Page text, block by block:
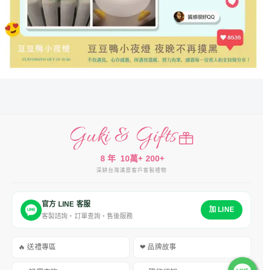
Guki & Gifts
8 年
深耕台灣
10萬+
滿意客戶
200+
客製禮物
官方 LINE 客服
客製諮詢・訂單查詢・售後服務
加 LINE
🔥 送禮專區 ❤ 品牌故事